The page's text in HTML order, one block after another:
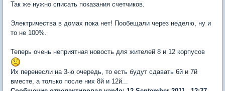
Так же нужно списать показания счетчиков.
Электричества в домах пока нет! Пообещали через неделю, ну и
то не 100%.
Теперь очень неприятная новость для жителей 8 и 12 корпусов
Их перенесли на 3-ю очередь, то есть будут сдавать 6й и 7й
вместе, а только после них 8й и 12й...